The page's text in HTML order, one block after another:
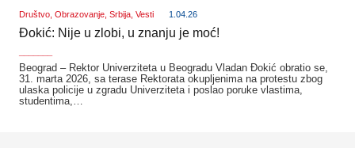
Društvo, Obrazovanje, Srbija, Vesti 1.04.26
Đokić: Nije u zlobi, u znanju je moć!
Beograd – Rektor Univerziteta u Beogradu Vladan Đokić obratio se,
31. marta 2026, sa terase Rektorata okupljenima na protestu zbog
ulaska policije u zgradu Univerziteta i poslao poruke vlastima,
studentima,…